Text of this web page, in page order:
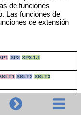
de funciones
Las funciones de
de extensión
XP2 XP3.1.1
XSLT2 XSLT3